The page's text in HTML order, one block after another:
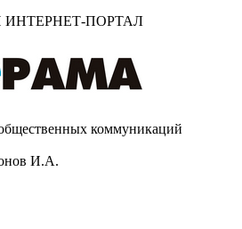
ПОРТАЛ
коммуникаций
И.А.